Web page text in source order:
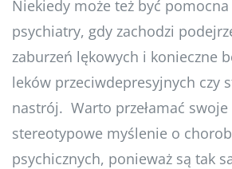
Niekiedy może też być
psychiatry, gdy zachodzi
zaburzeń lękowych i konieczne
leków przeciwdepresyjnych czy
nastrój. Warto przełamać
stereotypowe myślenie o
psychicznych, ponieważ są tak